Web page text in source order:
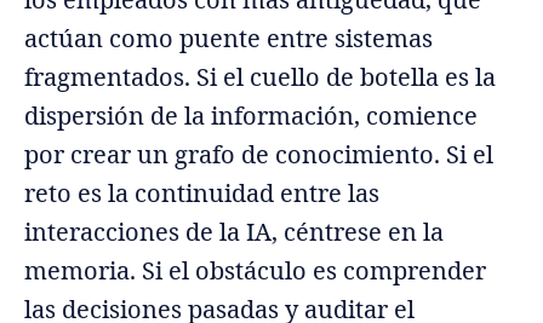
actúan como puente entre sistemas
fragmentados. Si el cuello de botella es la
dispersión de la información, comience
por crear un grafo de conocimiento. Si el
reto es la continuidad entre las
interacciones de la IA, céntrese en la
memoria. Si el obstáculo es comprender
las decisiones pasadas y auditar el